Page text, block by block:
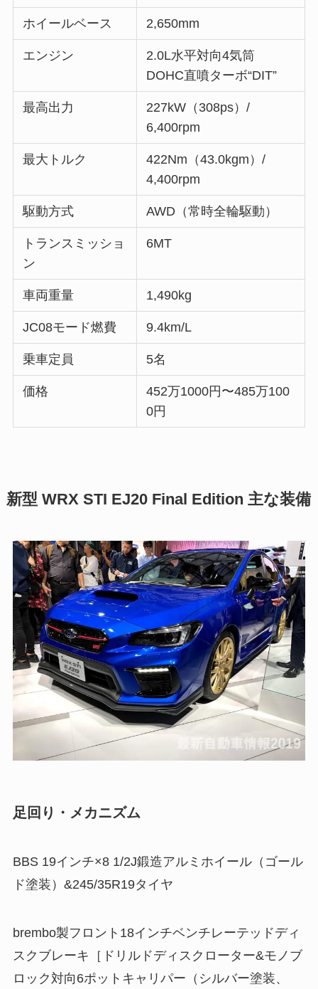
ホイールベース 2,650mm
エンジン
2.0L水平対向4気筒
DOHC直噴ターボ“DIT”
最高出力
227kW（308ps）/
6,400rpm
最大トルク
422Nm（43.0kgm）/
4,400rpm
駆動方式 AWD（常時全輪駆動）
トランスミッショ
ン
6MT
車両重量 1,490kg
JC08モード燃費 9.4km/L
乗車定員 5名
価格
452万1000円〜485万100
0円
新型 WRX STI EJ20 Final Edition 主な装備
足回り・メカニズム
BBS 19インチ×8 1/2J鍛造アルミホイール（ゴール
ド塗装）&245/35R19タイヤ
brembo製フロント18インチベンチレーテッドディ
スクブレーキ［ドリルドディスクローター&モノブ
ロック対向6ポットキャリパー（シルバー塗装、